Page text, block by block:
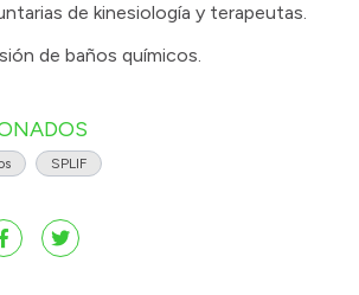
de kinesiología y terapeutas.
de baños químicos.
SPLIF